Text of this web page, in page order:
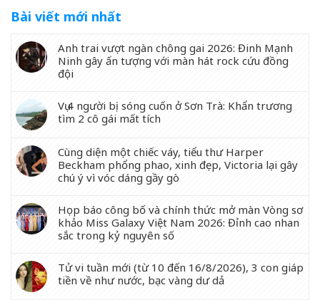
Bài viết mới nhất
Anh trai vượt ngàn chông gai 2026: Đinh Mạnh
Ninh gây ấn tượng với màn hát rock cứu đồng
đội
Vụ 4 người bị sóng cuốn ở Sơn Trà: Khẩn trương
tìm 2 cô gái mất tích
Cùng diện một chiếc váy, tiểu thư Harper
Beckham phổng phao, xinh đẹp, Victoria lại gây
chú ý vì vóc dáng gầy gò
Họp báo công bố và chính thức mở màn Vòng sơ
khảo Miss Galaxy Việt Nam 2026: Đỉnh cao nhan
sắc trong kỷ nguyên số
Tử vi tuần mới (từ 10 đến 16/8/2026), 3 con giáp
tiền về như nước, bạc vàng dư dả